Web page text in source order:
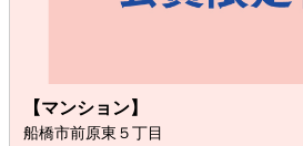
【マンション】
船橋市前原東５丁目